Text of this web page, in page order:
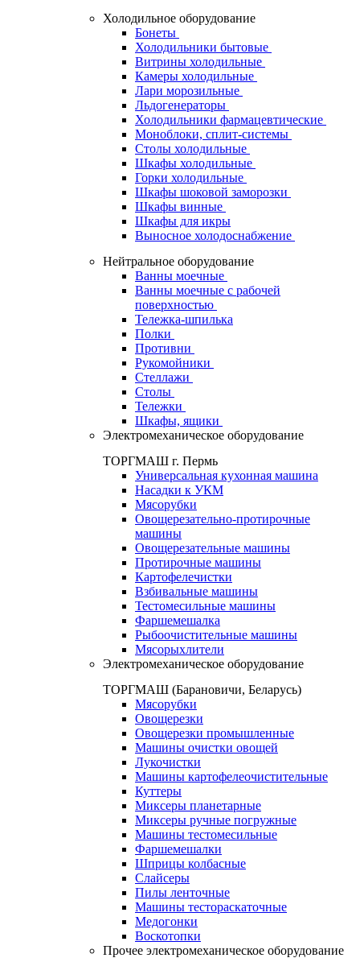
Холодильное оборудование
Бонеты
Холодильники бытовые
Витрины холодильные
Камеры холодильные
Лари морозильные
Льдогенераторы
Холодильники фармацевтические
Моноблоки, сплит-системы
Столы холодильные
Шкафы холодильные
Горки холодильные
Шкафы шоковой заморозки
Шкафы винные
Шкафы для икры
Выносное холодоснабжение
Нейтральное оборудование
Ванны моечные
Ванны моечные с рабочей
поверхностью
Тележка-шпилька
Полки
Противни
Рукомойники
Стеллажи
Столы
Тележки
Шкафы, ящики
Электромеханическое оборудование
ТОРГМАШ г. Пермь
Универсальная кухонная машина
Насадки к УКМ
Мясорубки
Овощерезательно-протирочные
машины
Овощерезательные машины
Протирочные машины
Картофелечистки
Взбивальные машины
Тестомесильные машины
Фаршемешалка
Рыбоочистительные машины
Мясорыхлители
Электромеханическое оборудование
ТОРГМАШ (Барановичи, Беларусь)
Мясорубки
Овощерезки
Овощерезки промышленные
Машины очистки овощей
Лукочистки
Машины картофелеочистительные
Куттеры
Миксеры планетарные
Миксеры ручные погружные
Машины тестомесильные
Фаршемешалки
Шприцы колбасные
Слайсеры
Пилы ленточные
Машины тестораскаточные
Медогонки
Воскотопки
Прочее электромеханическое оборудование